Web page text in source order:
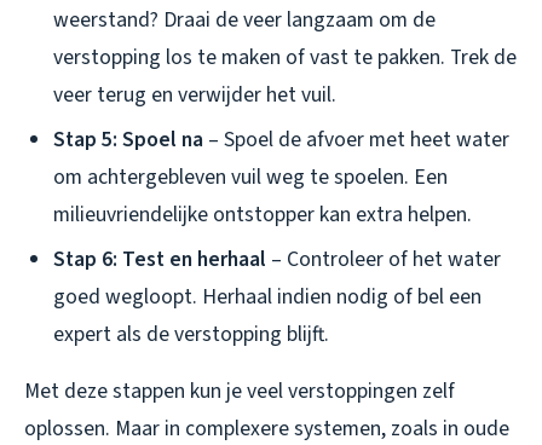
weerstand? Draai de veer langzaam om de
verstopping los te maken of vast te pakken. Trek de
veer terug en verwijder het vuil.
Stap 5: Spoel na – Spoel de afvoer met heet water
om achtergebleven vuil weg te spoelen. Een
milieuvriendelijke ontstopper kan extra helpen.
Stap 6: Test en herhaal – Controleer of het water
goed wegloopt. Herhaal indien nodig of bel een
expert als de verstopping blijft.
Met deze stappen kun je veel verstoppingen zelf
oplossen. Maar in complexere systemen, zoals in oude